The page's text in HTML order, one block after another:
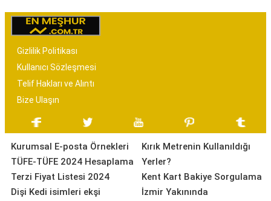
Gizlilik Politikası
Kullanıcı Sözleşmesi
Telif Hakları ve Alıntı
Bize Ulaşın
Kurumsal E-posta Örnekleri
TÜFE-TÜFE 2024 Hesaplama
Terzi Fiyat Listesi 2024
Dişi Kedi isimleri ekşi
Kırık Metrenin Kullanıldığı
Yerler?
Kent Kart Bakiye Sorgulama
İzmir Yakınında